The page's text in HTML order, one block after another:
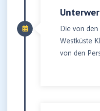
Die von
Westküste
von den